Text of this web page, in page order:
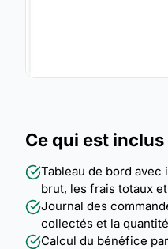
Ce qui est inclus
Tableau de bord
brut, les frais totaux
Journal des
collectés et la
Calcul du bénéfice